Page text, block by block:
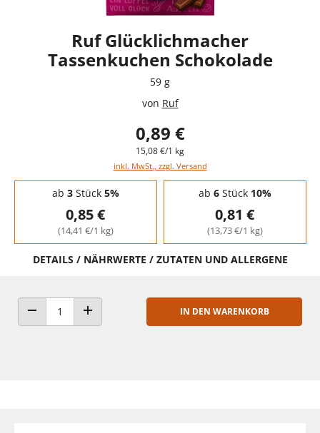
Ruf Glücklichmacher
Tassenkuchen Schokolade
59 g
von Ruf
0,89 €
15,08 €/1 kg
inkl. MwSt., zzgl. Versand
Staffelpreise - Mengenrabatt
ab 3Stück 5%
0,85 €
(14,41 €/1 kg)
ab 6Stück 10%
0,81 €
(13,73 €/1 kg)
DETAILS / NÄHRWERTE / ZUTATEN UND ALLERGENE
ANZAHL VERRINGERNANZAHL ERHÖHEN
IN DEN WARENKORB